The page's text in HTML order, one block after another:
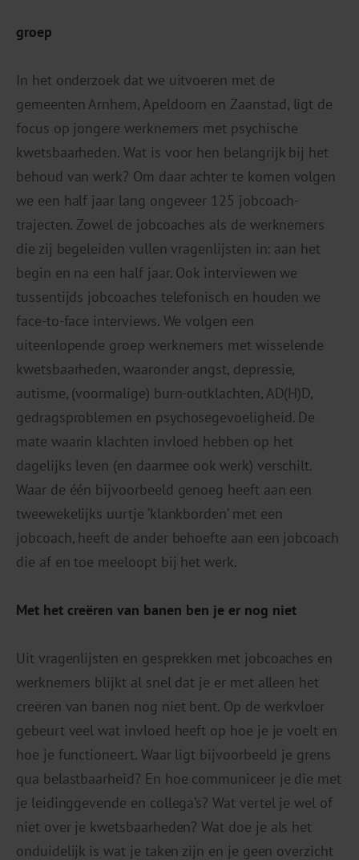
groep
In het onderzoek dat we uitvoeren met de
gemeenten Arnhem, Apeldoorn en Zaanstad, ligt de
focus op jongere werknemers met psychische
kwetsbaarheden. Wat is voor hen belangrijk bij het
behoud van werk? Om daar achter te komen volgen
we een half jaar lang ongeveer 125 jobcoach-
trajecten. Zowel de jobcoaches als de werknemers
die zij begeleiden vullen vragenlijsten in: aan het
begin en na een half jaar. Ook interviewen we
tussentijds jobcoaches telefonisch en houden we
face-to-face interviews. We volgen een
uiteenlopende groep werknemers met wisselende
kwetsbaarheden, waaronder angst, depressie,
autisme, (voormalige) burn-outklachten, AD(H)D,
gedragsproblemen en psychosegevoeligheid. De
mate waarin klachten invloed hebben op het
dagelijks leven (en daarmee ook werk) verschilt.
Waar de één bijvoorbeeld genoeg heeft aan een
tweewekelijks uurtje ‘klankborden’ met een
jobcoach, heeft de ander behoefte aan een jobcoach
die af en toe meeloopt bij het werk.
Met het creëren van banen ben je er nog niet
Uit vragenlijsten en gesprekken met jobcoaches en
werknemers blijkt al snel dat je er met alleen het
creëren van banen nog niet bent. Op de werkvloer
gebeurt veel wat invloed heeft op hoe je je voelt en
hoe je functioneert. Waar ligt bijvoorbeeld je grens
qua belastbaarheid? En hoe communiceer je die met
je leidinggevende en collega’s? Wat vertel je wel of
niet over je kwetsbaarheden? Wat doe je als het
onduidelijk is wat je taken zijn en je geen overzicht